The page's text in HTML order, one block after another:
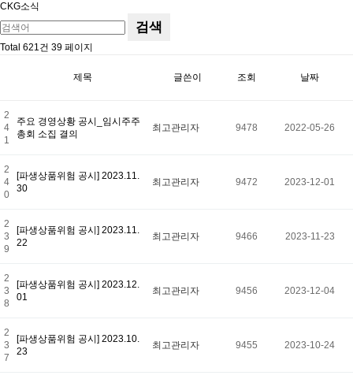
CKG소식
검색
Total 621건 39 페이지
제목 글쓴이 조회 날짜
2
4
1
주요 경영상황 공시_임시주주
총회 소집 결의
최고관리자 9478 2022-05-26
2
4
0
[파생상품위험 공시] 2023.11.
30
최고관리자 9472 2023-12-01
2
3
9
[파생상품위험 공시] 2023.11.
22
최고관리자 9466 2023-11-23
2
3
8
[파생상품위험 공시] 2023.12.
01
최고관리자 9456 2023-12-04
2
3
7
[파생상품위험 공시] 2023.10.
23
최고관리자 9455 2023-10-24